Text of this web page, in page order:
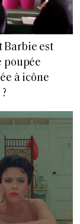
Barbie est
poupée
à icône